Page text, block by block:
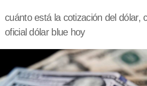
cuánto está la cotización del dólar,
oficial dólar blue hoy